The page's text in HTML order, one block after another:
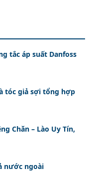
tắc áp suất Danfoss
tóc giả sợi tổng hợp
Chăn – Lào Uy Tín,
nước ngoài